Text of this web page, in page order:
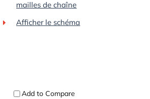
mailles de chaîne
Afficher le schéma